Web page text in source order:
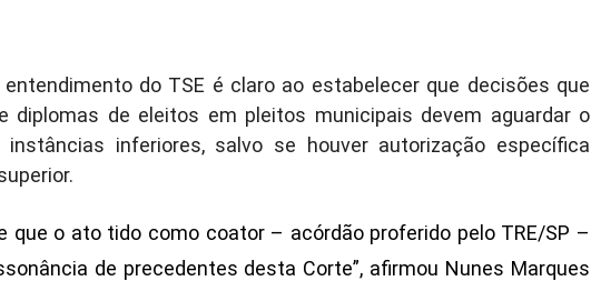
do TSE é claro ao estabelecer que decisões que
diplomas de eleitos em pleitos municipais devem aguardar o
inferiores, salvo se houver autorização específica
que o ato tido como coator – acórdão proferido pelo TRE/SP –
de precedentes desta Corte”, afirmou Nunes Marques